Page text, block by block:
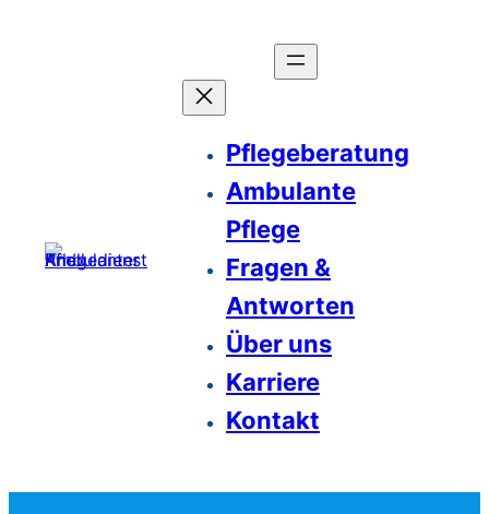
Pflegeberatung
Ambulante
Pflege
Fragen &
Antworten
Über uns
Karriere
Kontakt